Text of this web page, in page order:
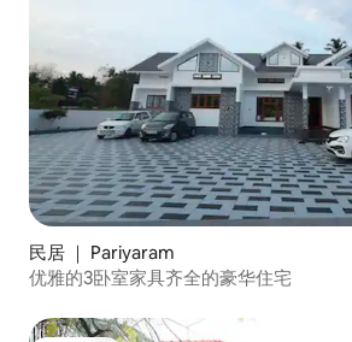
民居 ｜ Pariyaram
优雅的3卧室家具齐全的豪华住宅